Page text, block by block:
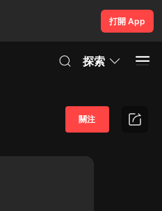
打開 App
探索
關注